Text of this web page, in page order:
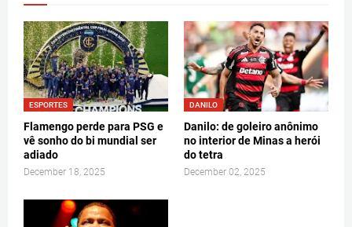
ESPORTES
Flamengo perde para PSG e
vê sonho do bi mundial ser
adiado
December 18, 2025
DANILO
Danilo: de goleiro anônimo
no interior de Minas a herói
do tetra
December 02, 2025